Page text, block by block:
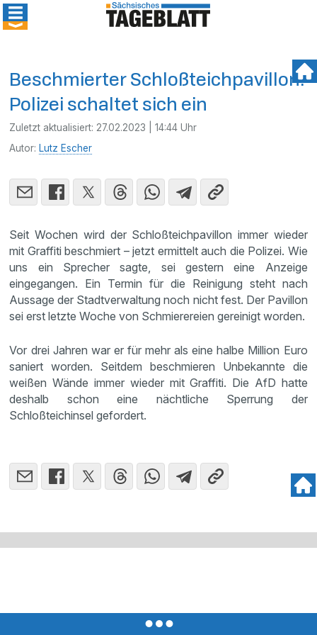
Beschmierter Schloßteichpavillon:
Polizei schaltet sich ein
Zuletzt aktualisiert: 27.02.2023 | 14:44 Uhr
Autor: Lutz Escher
Seit Wochen wird der Schloßteichpavillon immer wieder
mit Graffiti beschmiert – jetzt ermittelt auch die Polizei. Wie
uns ein Sprecher sagte, sei gestern eine Anzeige
eingegangen. Ein Termin für die Reinigung steht nach
Aussage der Stadtverwaltung noch nicht fest. Der Pavillon
sei erst letzte Woche von Schmierereien gereinigt worden.
Vor drei Jahren war er für mehr als eine halbe Million Euro
saniert worden. Seitdem beschmieren Unbekannte die
weißen Wände immer wieder mit Graffiti. Die AfD hatte
deshalb schon eine nächtliche Sperrung der
Schloßteichinsel gefordert.